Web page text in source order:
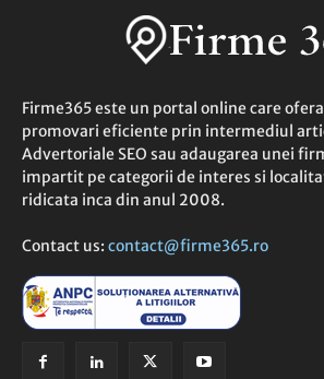
Firme365 este un portal online care
promovari eficiente prin intermediul
Advertoriale SEO sau adaugarea unei
impartit pe categorii de interes si
ridicata inca din anul 2008.
Contact us: contact@firme365.ro